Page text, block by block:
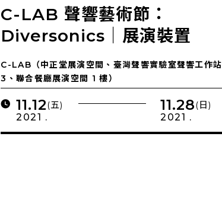
C-LAB 聲響藝術節：
Diversonics｜展演裝置
C-LAB（中正堂展演空間、臺灣聲響實驗室聲響工作站
3、聯合餐廳展演空間 1 樓）
11.12(五)
2021 .
11.28(日)
2021 .